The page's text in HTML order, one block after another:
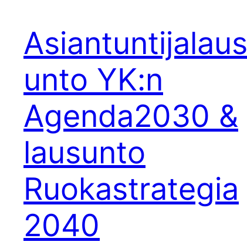
Asiantuntijalaus
unto YK:n
Agenda2030 &
lausunto
Ruokastrategia
2040